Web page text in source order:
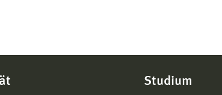
Studium